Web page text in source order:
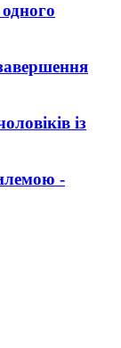
із
-